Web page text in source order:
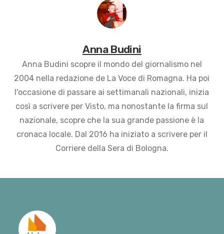
Anna Budini
Anna Budini scopre il mondo del giornalismo nel
2004 nella redazione de La Voce di Romagna. Ha poi
l'occasione di passare ai settimanali nazionali, inizia
così a scrivere per Visto, ma nonostante la firma sul
nazionale, scopre che la sua grande passione è la
cronaca locale. Dal 2016 ha iniziato a scrivere per il
Corriere della Sera di Bologna.